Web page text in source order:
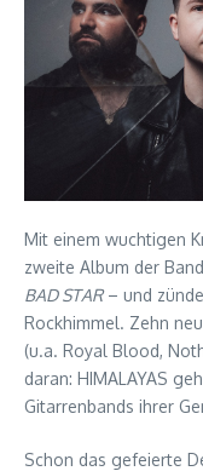
Mit einem wuchtigen
zweite Album der
BAD STAR– und
Rockhimmel. Zehn
(u.a. Royal Blood,
daran: HIMALAYAS
Gitarrenbands ihrer
Schon das gefeierte